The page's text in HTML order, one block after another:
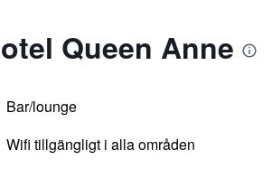
Queen Anne
Bar/lounge
Wifi tillgängligt i alla områden